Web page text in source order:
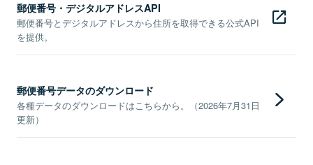
郵便番号・デジタルアドレスAPI
郵便番号とデジタルアドレスから住所を取得できる公式API
を提供。
郵便番号データのダウンロード
各種データのダウンロードはこちらから。（2026年7月31日
更新）